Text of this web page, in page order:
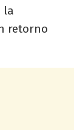
la
retorno